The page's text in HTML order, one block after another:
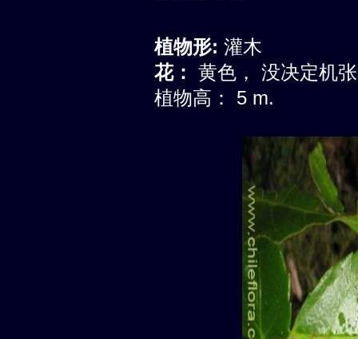
植物形: 灌木
花： 黄色， 没决定机
植物高： 5 m.